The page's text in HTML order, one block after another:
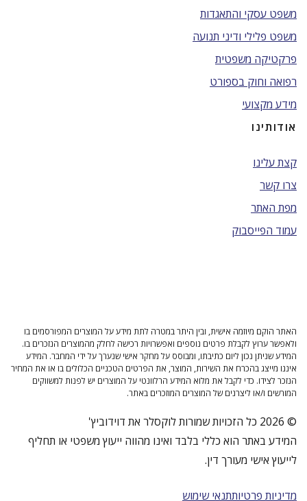
משפט עסקי והתאגדות
משפט פלילי ודיני תנועה
פרקטיקה משפטית
רפואה וחוק בספורט
מידע מקצועי
אודותינו
קצת עלינו
צרו קשר
מפת האתר
עמוד הפייסבוק
האתר הוקם מיוזמה אישית, ובין היתר במטרה לתת מידע על המוצרים המפורסמים בו
ולאפשר ערוץ לקבלת פרטים נוספים ואפשרויות רכישה לחלק מהמוצרים הנזכרים בו.
המידע שניתן נכון ליום כתיבתו, ומבוסס על מחקר אישי שנערך על ידי המחבר. המידע
איננו מייצג בהכרח את השירות, המוצר, את הפרטים הטכניים הכלולים בו או את המחיר
הנזכר לצידו. כדי לקבל את מלוא המידע הרלוונטי על המוצרים יש לפנות למשווקים
המורשים ו/או ליצרנים של המוצרים המוזכרים באתר.
© 2026 כל הזכויות שמורות לוקסלר את דוידוביץ'
המידע באתר הוא כללי בלבד ואינו מהווה ייעוץ משפטי או תחליף
לייעוץ אישי מעורך דין.
מדיניות פרטיותתנאי שימוש